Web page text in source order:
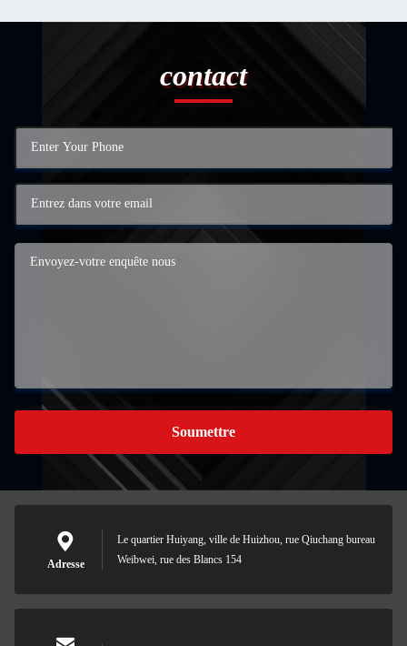
contact
Soumettre
Adresse
Le quartier Huiyang, ville de Huizhou, rue Qiuchang bureau
Weibwei, rue des Blancs 154